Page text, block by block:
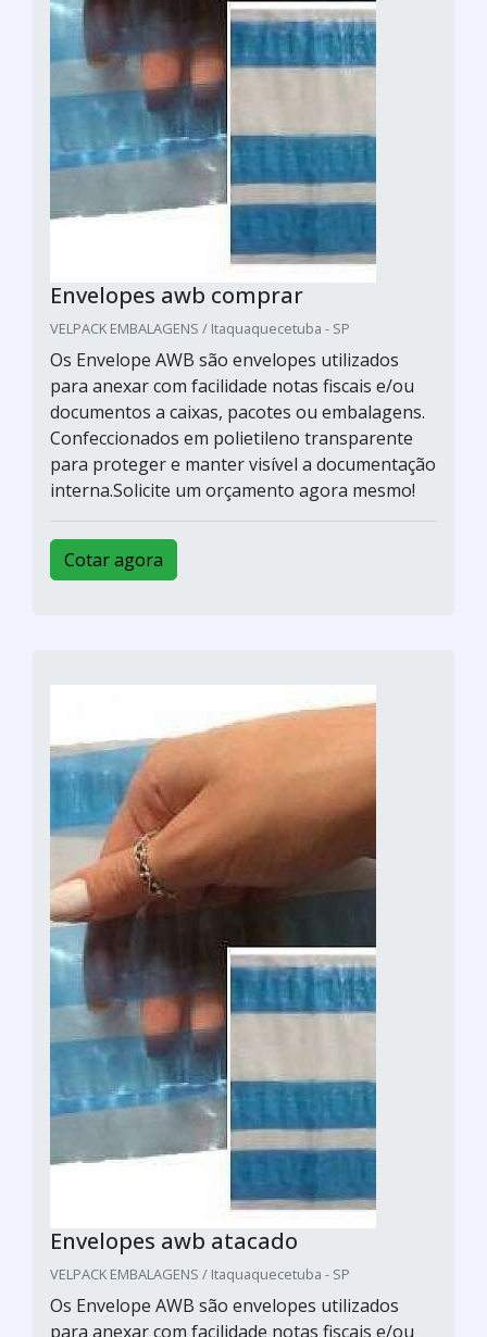
Envelopes awb comprar
VELPACK EMBALAGENS / Itaquaquecetuba - SP
Os Envelope AWB são envelopes utilizados
para anexar com facilidade notas fiscais e/ou
documentos a caixas, pacotes ou embalagens.
Confeccionados em polietileno transparente
para proteger e manter visível a documentação
interna.Solicite um orçamento agora mesmo!
Cotar agora
Envelopes awb atacado
VELPACK EMBALAGENS / Itaquaquecetuba - SP
Os Envelope AWB são envelopes utilizados
para anexar com facilidade notas fiscais e/ou